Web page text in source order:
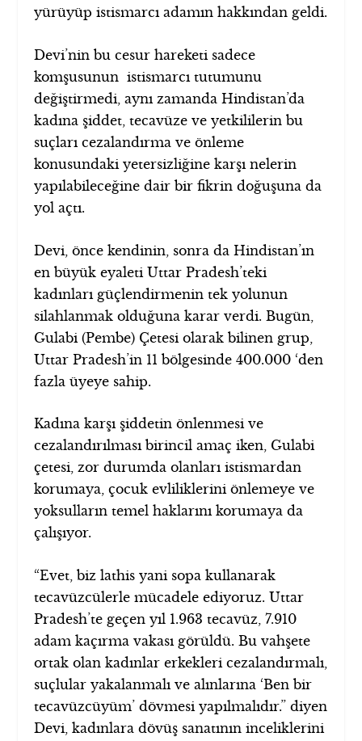
yürüyüp istismarcı adamın hakkından geldi.
Devi’nin bu cesur hareketi sadece
komşusunun istismarcı tutumunu
değiştirmedi, aynı zamanda Hindistan’da
kadına şiddet, tecavüze ve yetkililerin bu
suçları cezalandırma ve önleme
konusundaki yetersizliğine karşı nelerin
yapılabileceğine dair bir fikrin doğuşuna da
yol açtı.
Devi, önce kendinin, sonra da Hindistan’ın
en büyük eyaleti Uttar Pradesh’teki
kadınları güçlendirmenin tek yolunun
silahlanmak olduğuna karar verdi. Bugün,
Gulabi (Pembe) Çetesi olarak bilinen grup,
Uttar Pradesh’in 11 bölgesinde 400.000 ‘den
fazla üyeye sahip.
Kadına karşı şiddetin önlenmesi ve
cezalandırılması birincil amaç iken, Gulabi
çetesi, zor durumda olanları istismardan
korumaya, çocuk evliliklerini önlemeye ve
yoksulların temel haklarını korumaya da
çalışıyor.
“Evet, biz lathis yani sopa kullanarak
tecavüzcülerle mücadele ediyoruz. Uttar
Pradesh’te geçen yıl 1.963 tecavüz, 7.910
adam kaçırma vakası görüldü. Bu vahşete
ortak olan kadınlar erkekleri cezalandırmalı,
suçlular yakalanmalı ve alınlarına ‘Ben bir
tecavüzcüyüm’ dövmesi yapılmalıdır.” diyen
Devi, kadınlara dövüş sanatının inceliklerini